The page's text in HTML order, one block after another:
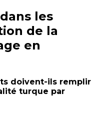
les
de la
en
doivent-ils remplir
turque par